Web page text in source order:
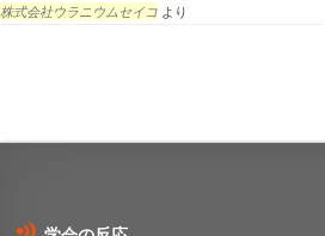
株式会社ウラニウムセイコ より